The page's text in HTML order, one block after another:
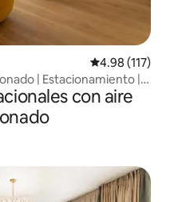
Calificación
4.98 (117)
| Estacionamiento |
con aire